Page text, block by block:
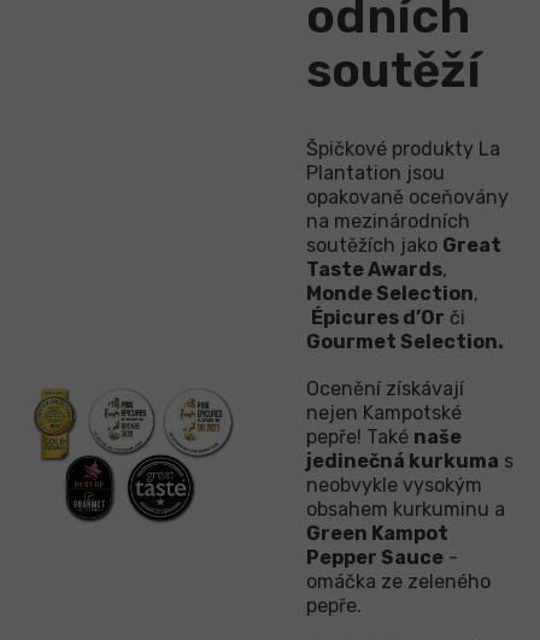
odních
soutěží
Špičkové produkty La
Plantation jsou
opakovaně oceňovány
na mezinárodních
soutěžích jako Great
Taste Awards,
Monde Selection,
Épicures d’Or či
Gourmet Selection.
Ocenění získávají
nejen Kampotské
pepře! Také naše
jedinečná kurkuma s
neobvykle vysokým
obsahem kurkuminu a
Green Kampot
Pepper Sauce -
omáčka ze zeleného
pepře.